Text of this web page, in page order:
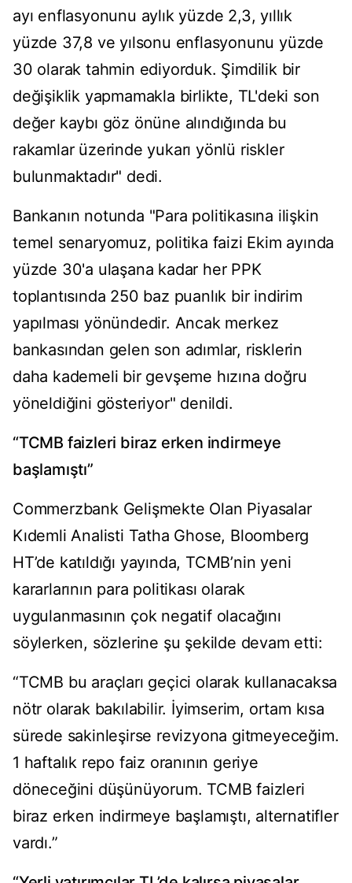
ayı enflasyonunu aylık yüzde 2,3, yıllık
yüzde 37,8 ve yılsonu enflasyonunu yüzde
30 olarak tahmin ediyorduk. Şimdilik bir
değişiklik yapmamakla birlikte, TL'deki son
değer kaybı göz önüne alındığında bu
rakamlar üzerinde yukarı yönlü riskler
bulunmaktadır" dedi.
Bankanın notunda "Para politikasına ilişkin
temel senaryomuz, politika faizi Ekim ayında
yüzde 30'a ulaşana kadar her PPK
toplantısında 250 baz puanlık bir indirim
yapılması yönündedir. Ancak merkez
bankasından gelen son adımlar, risklerin
daha kademeli bir gevşeme hızına doğru
yöneldiğini gösteriyor" denildi.
“TCMB faizleri biraz erken indirmeye
başlamıştı”
Commerzbank Gelişmekte Olan Piyasalar
Kıdemli Analisti Tatha Ghose, Bloomberg
HT’de katıldığı yayında, TCMB’nin yeni
kararlarının para politikası olarak
uygulanmasının çok negatif olacağını
söylerken, sözlerine şu şekilde devam etti:
“TCMB bu araçları geçici olarak kullanacaksa
nötr olarak bakılabilir. İyimserim, ortam kısa
sürede sakinleşirse revizyona gitmeyeceğim.
1 haftalık repo faiz oranının geriye
döneceğini düşünüyorum. TCMB faizleri
biraz erken indirmeye başlamıştı, alternatifler
vardı.”